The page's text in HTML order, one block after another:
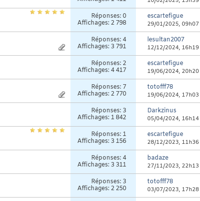
Réponses:0
Affichages: 2 798
escartefigue
29/01/2025, 09h07
Réponses:4
Affichages: 3 791
lesultan2007
12/12/2024, 16h19
Réponses: 2
Affichages: 4 417
escartefigue
19/06/2024, 20h20
Réponses: 7
Affichages: 2 770
totofff78
19/06/2024, 17h03
Réponses: 3
Affichages: 1 842
Darkzinus
05/04/2024, 16h14
Réponses: 1
Affichages: 3 156
escartefigue
28/12/2023, 11h36
Réponses:4
Affichages: 3 311
badaze
27/11/2023, 22h13
Réponses: 3
Affichages: 2 250
totofff78
03/07/2023, 17h28